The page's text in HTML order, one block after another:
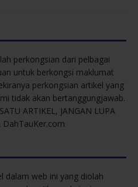
perkongsian dari pelbagai
untuk berkongsi maklumat
perkongsian artikel yang
tidak akan bertanggungjawab.
ARTIKEL, JANGAN LUPA
DahTauKer.com
dalam web ini yang diolah